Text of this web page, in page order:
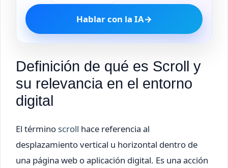
Hablar con la IA→
Definición de qué es Scroll y
su relevancia en el entorno
digital
El término scroll hace referencia al
desplazamiento vertical u horizontal dentro de
una página web o aplicación digital. Es una acción